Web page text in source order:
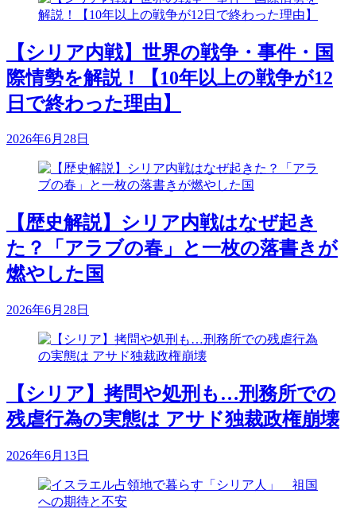
【シリア内戦】世界の戦争・事件・国
際情勢を解説！【10年以上の戦争が12
日で終わった理由】
2026年6月28日
【歴史解説】シリア内戦はなぜ起き
た？「アラブの春」と一枚の落書きが
燃やした国
2026年6月28日
【シリア】拷問や処刑も…刑務所での
残虐行為の実態は アサド独裁政権崩壊
2026年6月13日